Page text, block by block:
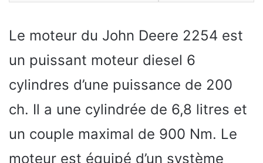
Le moteur du John Deere 2254 est
un puissant moteur diesel 6
cylindres d’une puissance de 200
ch. Il a une cylindrée de 6,8 litres et
un couple maximal de 900 Nm. Le
moteur est équipé d’un système